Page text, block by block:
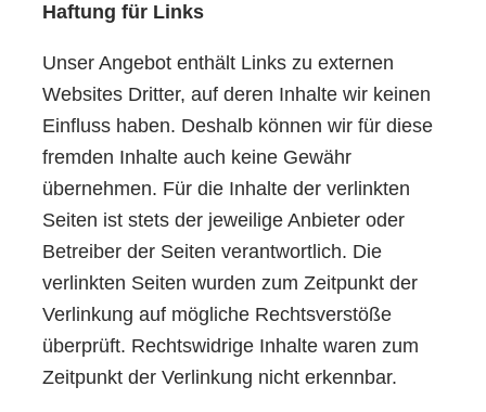
Haftung für Links
Unser Angebot enthält Links zu externen
Websites Dritter, auf deren Inhalte wir keinen
Einfluss haben. Deshalb können wir für diese
fremden Inhalte auch keine Gewähr
übernehmen. Für die Inhalte der verlinkten
Seiten ist stets der jeweilige Anbieter oder
Betreiber der Seiten verantwortlich. Die
verlinkten Seiten wurden zum Zeitpunkt der
Verlinkung auf mögliche Rechtsverstöße
überprüft. Rechtswidrige Inhalte waren zum
Zeitpunkt der Verlinkung nicht erkennbar.